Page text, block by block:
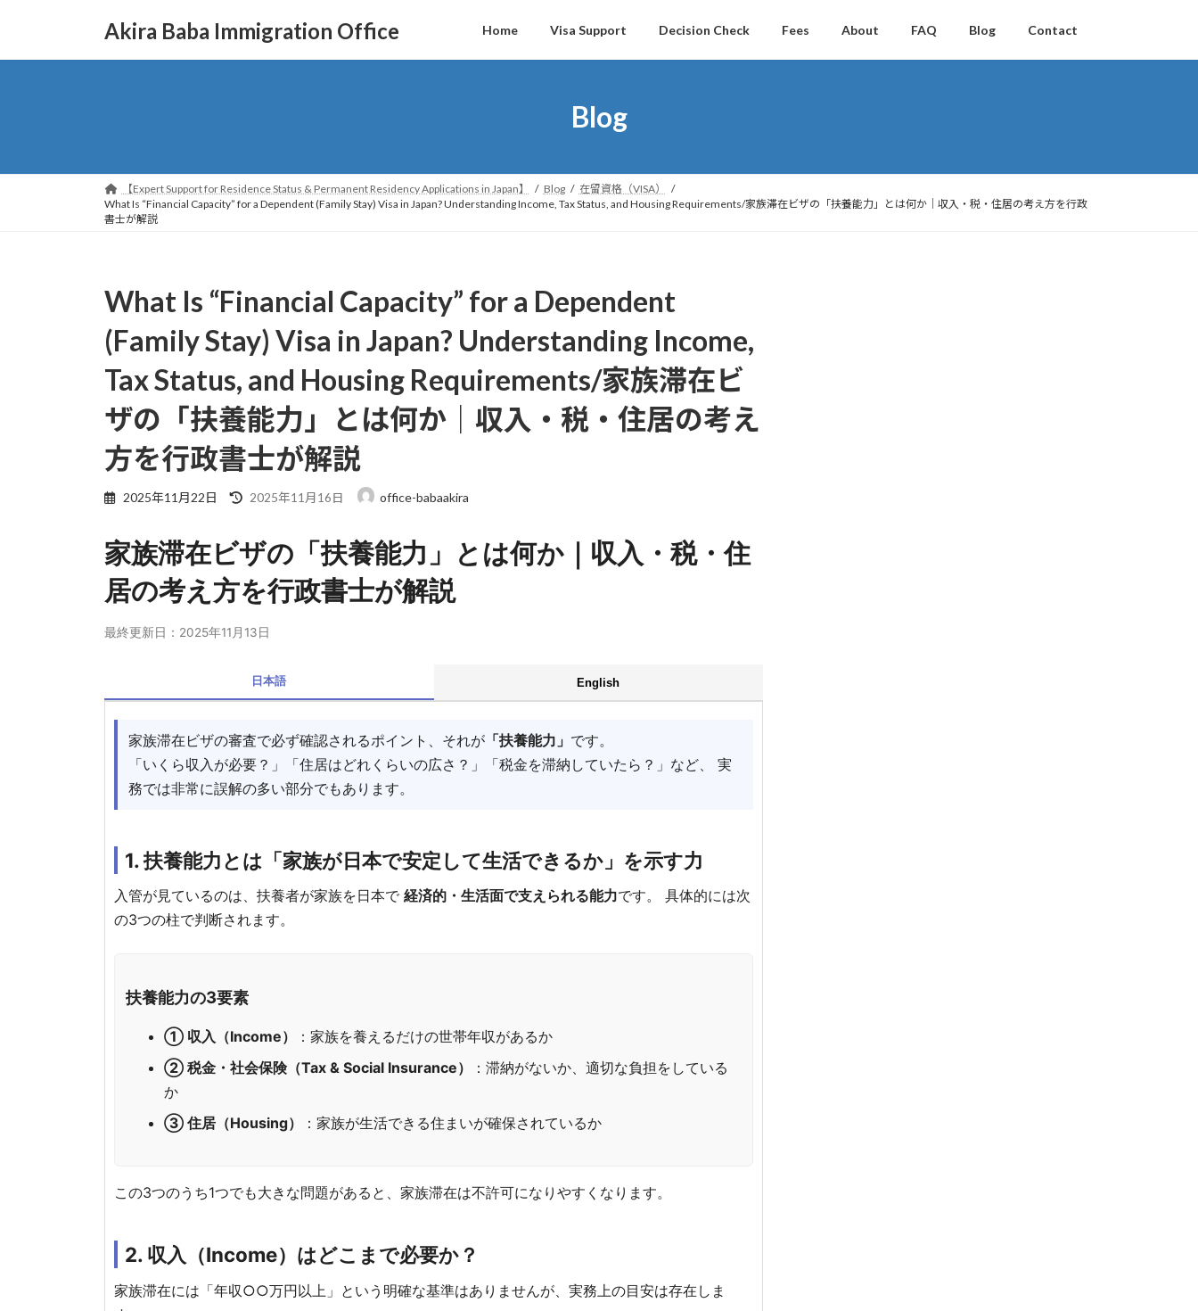
Akira Baba Immigration Office Home Visa Support Decision Check Fees About FAQ Blog Contact
Blog
【Expert Support for Residence Status & Permanent Residency Applications in Japan】 Blog
在留資格（VISA）
What Is “Financial Capacity” for a Dependent (Family Stay) Visa in Japan? Understanding Income, Tax Status, and Housing Requirements/家族滞在ビザの「扶養能力」とは何か｜収入・税・住居の考え方を行政
書士が解説
What Is “Financial Capacity” for a Dependent
(Family Stay) Visa in Japan? Understanding Income,
Tax Status, and Housing Requirements/家族滞在ビ
ザの「扶養能力」とは何か｜収入・税・住居の考え
方を行政書士が解説
2025年11月22日
最
新
日
時
:
2025年11月16日 office-babaakira
家族滞在ビザの「扶養能力」とは何か｜収入・税・住
居の考え方を行政書士が解説
最終更新日：2025年11月13日
日本語 English
家族滞在ビザの審査で必ず確認されるポイント、それが 「扶養能力」 です。
「いくら収入が必要？」「住居はどれくらいの広さ？」「税金を滞納していたら？」など、 実
務では非常に誤解の多い部分でもあります。
1. 扶養能力とは「家族が日本で安定して生活できるか」を示す力
入管が見ているのは、扶養者が家族を日本で 経済的・生活面で支えられる能力です。 具体的には次
の3つの柱で判断されます。
扶養能力の3要素
① 収入（Income）
：家族を養えるだけの世帯年収があるか
② 税金・社会保険（Tax & Social Insurance）
：滞納がないか、適切な負担をしている
か
③ 住居（Housing）
：家族が生活できる住まいが確保されているか
この3つのうち1つでも大きな問題があると、家族滞在は不許可になりやすくなります。
2. 収入（Income）はどこまで必要か？
家族滞在には「年収○○万円以上」という明確な基準はありませんが、実務上の目安は存在しま